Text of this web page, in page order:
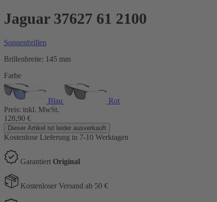
Jaguar 37627 61 2100
Sonnenbrillen
Brillenbreite: 145 mm
Farbe
Blau
Rot
Preis: inkl. MwSt.
128,90 €
Dieser Artikel ist leider ausverkauft
Kostenlose Lieferung in 7-10 Werktagen
Garantiert Original
Kostenloser Versand ab 50 €